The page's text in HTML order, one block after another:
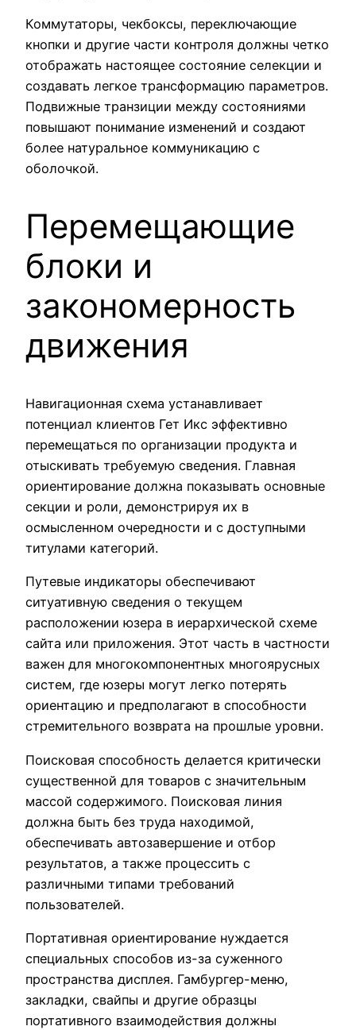
Коммутаторы, чекбоксы, переключающие
кнопки и другие части контроля должны четко
отображать настоящее состояние селекции и
создавать легкое трансформацию параметров.
Подвижные транзиции между состояниями
повышают понимание изменений и создают
более натуральное коммуникацию с
оболочкой.
Перемещающие
блоки и
закономерность
движения
Навигационная схема устанавливает
потенциал клиентов Гет Икс эффективно
перемещаться по организации продукта и
отыскивать требуемую сведения. Главная
ориентирование должна показывать основные
секции и роли, демонстрируя их в
осмысленном очередности и с доступными
титулами категорий.
Путевые индикаторы обеспечивают
ситуативную сведения о текущем
расположении юзера в иерархической схеме
сайта или приложения. Этот часть в частности
важен для многокомпонентных многоярусных
систем, где юзеры могут легко потерять
ориентацию и предполагают в способности
стремительного возврата на прошлые уровни.
Поисковая способность делается критически
существенной для товаров с значительным
массой содержимого. Поисковая линия
должна быть без труда находимой,
обеспечивать автозавершение и отбор
результатов, а также процессить с
различными типами требований
пользователей.
Портативная ориентирование нуждается
специальных способов из-за суженного
пространства дисплея. Гамбургер-меню,
закладки, свайпы и другие образцы
портативного взаимодействия должны